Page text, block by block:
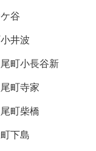
谷
井波
町小長谷新
町寺家
町柴橋
下島